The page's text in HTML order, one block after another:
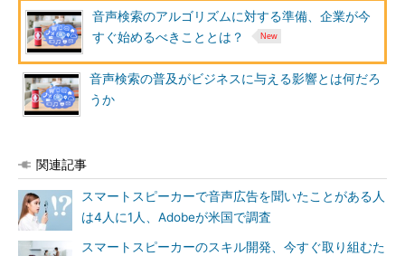
音声検索のアルゴリズムに対する準備、企業が今
すぐ始めるべきこととは？
音声検索の普及がビジネスに与える影響とは何だろ
うか
関連記事
スマートスピーカーで音声広告を聞いたことがある人
は4人に1人、Adobeが米国で調査
スマートスピーカーのスキル開発、今すぐ取り組むた